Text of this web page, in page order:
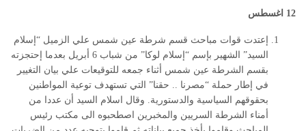
12 اغسطس
إعتدت قوات مباحث قسم شرطة عين شمس علي الزميل “إسلام
السيد” الشهير بإسم “إسلام لوكا” من شباب 6 أبريل بعدما إحتجزته
بقسم الشرطة عين شمس أثناء جمعه للتوقيعات علي بيان التغيير
في إطار حملة “مصرنا .. حقنا” التي تستهدف توعية المواطنين
بحقوقهم السياسية والدستورية. وقال اسلام السيد أن عددا من
أمناء الشرطة السريين والمخبرين اصطحبوه الى مكتب رئيس